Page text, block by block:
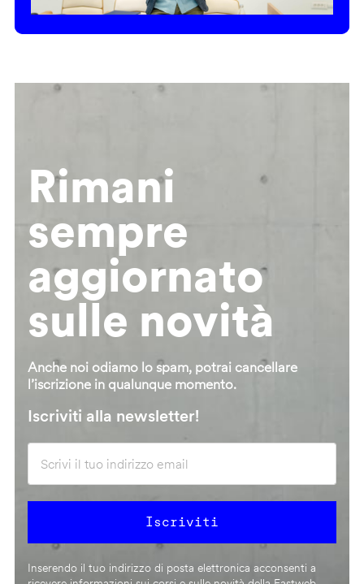
Rimani
sempre
aggiornato
sulle novità
Anche noi odiamo lo spam, potrai cancellare
l’iscrizione in qualunque momento.
Iscriviti alla newsletter!
Inserendo il tuo indirizzo di posta elettronica acconsenti a